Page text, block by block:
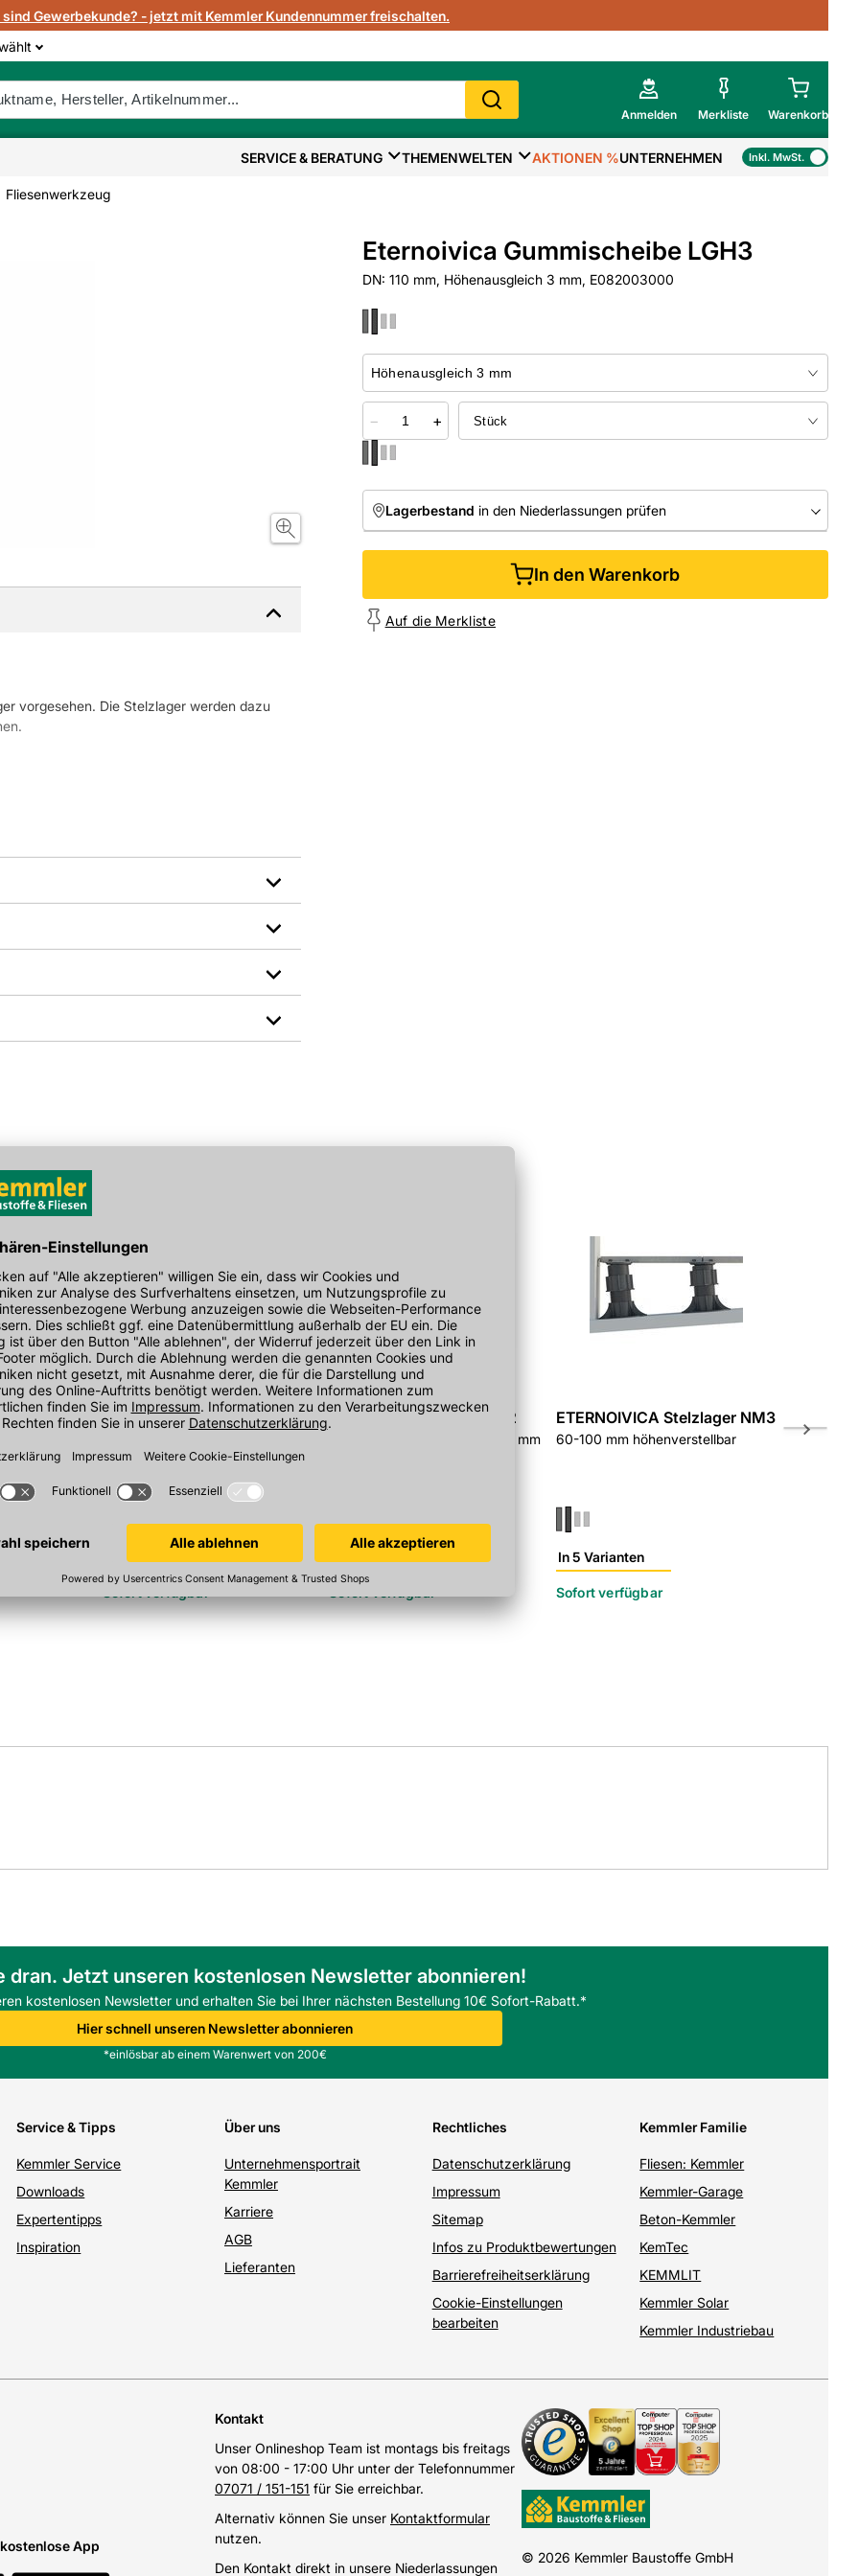
sind Gewerbekunde? - jetzt mit Kemmler Kundennummer freischalten.
Anmelden Merkliste Warenkorb
Mein Warenkorb
Zur Kasse
SERVICE & BERATUNG THEMENWELTEN AKTIONEN %UNTERNEHMEN Inkl. MwSt.
Fliesenwerkzeug
Eternoivica Gummischeibe LGH3
DN: 110 mm, Höhenausgleich 3 mm, E082003000
− +
Lagerbestand in den Niederlassungen prüfen
NIEDERLASSUNGEN
In den Warenkorb
Auf die Merkliste
vorgesehen. Die Stelzlager werden dazu
Eternoivca Stelzlager SE1
verstellbar - E240037050
In 6 Varianten
Eternoivca Stelzlager SE2
selbstnivellierend, SE2- 50-75 mm
ETERNOIVICA Stelzlager NM3
60-100 mm höhenverstellbar
In 5 Varianten
Sofort verfügbar
90-160
dran. Jetzt unseren kostenlosen Newsletter abonnieren!
kostenlosen Newsletter und erhalten Sie bei Ihrer nächsten Bestellung 10€ Sofort-Rabatt.*
Hier schnell unseren Newsletter abonnieren
*einlösbar ab einem Warenwert von 200€
Service & Tipps
Kemmler Service
Downloads
Expertentipps
Inspiration
Über uns
Unternehmensportrait
Kemmler
Karriere
AGB
Lieferanten
Rechtliches
Datenschutzerklärung
Impressum
Sitemap
Infos zu Produktbewertungen
Barrierefreiheitserklärung
Cookie-Einstellungen
bearbeiten
Kemmler Familie
Fliesen: Kemmler
Kemmler-Garage
Beton-Kemmler
KemTec
KEMMLIT
Kemmler Solar
Kemmler Industriebau
App
Kontakt
Unser Onlineshop Team ist montags bis freitags
von 08:00 - 17:00 Uhr unter der Telefonnummer
07071 / 151-151 für Sie erreichbar.
Alternativ können Sie unser Kontaktformular
nutzen.
Den Kontakt direkt in unsere Niederlassungen
© 2026 Kemmler Baustoffe GmbH